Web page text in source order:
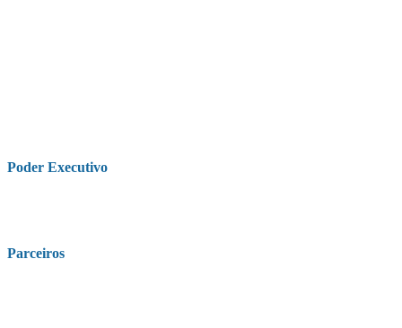
Poder Executivo
Parceiros